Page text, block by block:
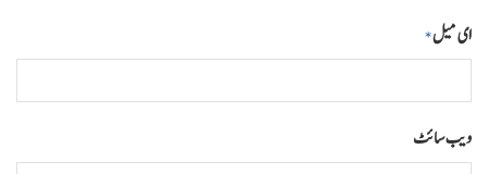
ای میل*
ویب‌ سائٹ